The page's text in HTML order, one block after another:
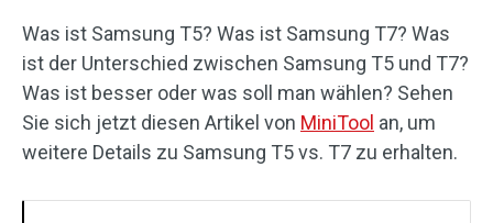
Was ist Samsung T5? Was ist Samsung T7? Was
ist der Unterschied zwischen Samsung T5 und T7?
Was ist besser oder was soll man wählen? Sehen
Sie sich jetzt diesen Artikel von MiniTool an, um
weitere Details zu Samsung T5 vs. T7 zu erhalten.